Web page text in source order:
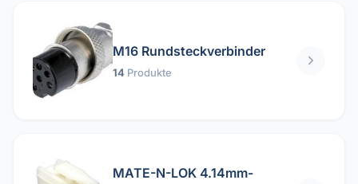
M16 Rundsteckverbinder
14 Produkte
MATE-N-LOK 4.14mm-